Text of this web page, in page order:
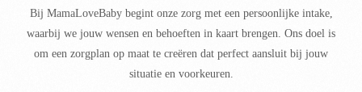
Bij MamaLoveBaby begint onze zorg met een persoonlijke intake,
waarbij we jouw wensen en behoeften in kaart brengen. Ons doel is
om een zorgplan op maat te creëren dat perfect aansluit bij jouw
situatie en voorkeuren.